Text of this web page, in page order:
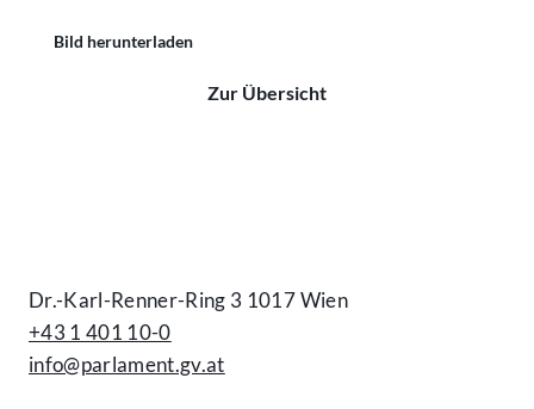
Bild herunterladen
Zur Übersicht
Dr.-Karl-Renner-Ring 3 1017 Wien
+43 1 401 10-0
info@parlament.gv.at